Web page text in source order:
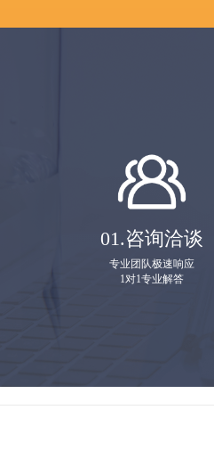
01.咨询洽谈
专业团队极速响应
1对1专业解答